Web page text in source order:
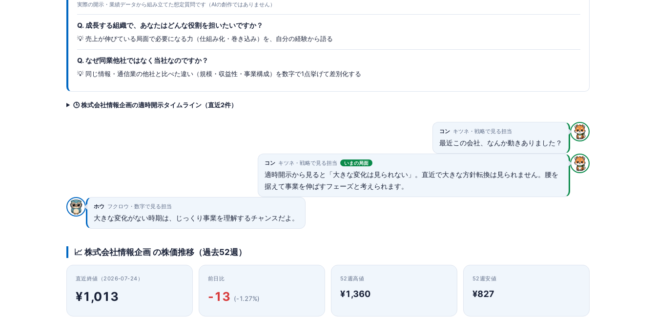
実際の開示・業績データから組み立てた想定質問です（AIの創作ではありません）
Q. 成長する組織で、あなたはどんな役割を担いたいですか？
💡 売上が伸びている局面で必要になる力（仕組み化・巻き込み）を、自分の経験から語る
Q. なぜ同業他社ではなく当社なのですか？
💡 同じ情報・通信業の他社と比べた違い（規模・収益性・事業構成）を数字で1点挙げて差別化する
🕒 株式会社情報企画の適時開示タイムライン（直近2件）
コン キツネ・戦略で見る担当
最近この会社、なんか動きありました？
コン キツネ・戦略で見る担当 いまの局面
適時開示から見ると「大きな変化は見られない」。直近で大きな方針転換は見られません。腰を
据えて事業を伸ばすフェーズと考えられます。
ホウ フクロウ・数字で見る担当
大きな変化がない時期は、じっくり事業を理解するチャンスだよ。
📈 株式会社情報企画 の株価推移（過去52週）
直近終値（2026-07-24）
¥1,013
前日比
-13 (-1.27%)
52週高値
¥1,360
52週安値
¥827